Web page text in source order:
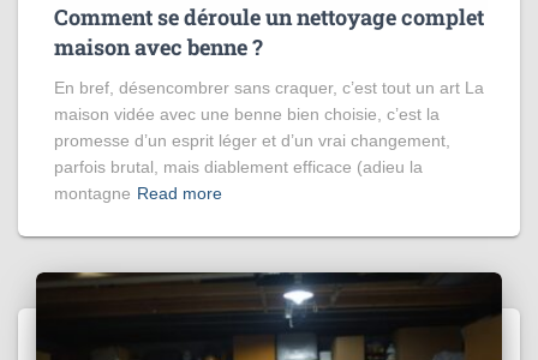
Comment se déroule un nettoyage complet
maison avec benne ?
En bref, désencombrer sans craquer, c’est tout un art La
maison vidée avec une benne bien choisie, c’est la
promesse d’un esprit léger et d’un vrai changement,
parfois brutal, mais diablement efficace (adieu la
montagne Read more